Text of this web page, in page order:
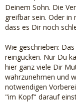
Deinem Sohn. Die
greifbar sein. Oder
dass es Dir noch
Wie geschrieben:
reingucken. Nur Du
hier ganz viele Dir
wahrzunehmen und
notwendigen
"im Kopf" darauf